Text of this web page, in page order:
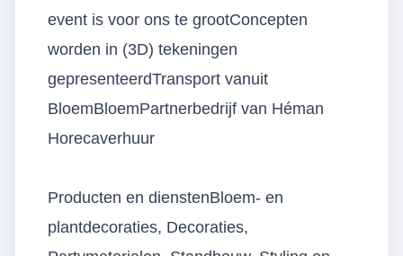
event is voor ons te grootConcepten
worden in (3D) tekeningen
gepresenteerdTransport vanuit
BloemBloemPartnerbedrijf van Héman
Horecaverhuur
Producten en dienstenBloem- en
plantdecoraties, Decoraties,